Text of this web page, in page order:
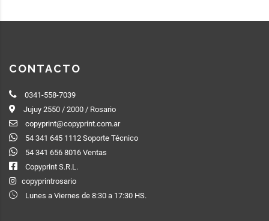
CONTACTO
0341-558-7039
Jujuy 2550 / 2000 / Rosario
copyprint@copyprint.com.ar
54 341 645 1112 Soporte Técnico
54 341 656 8016 Ventas
Copyprint S.R.L.
copyprintrosario
Lunes a Viernes de 8:30 a 17:30 HS.